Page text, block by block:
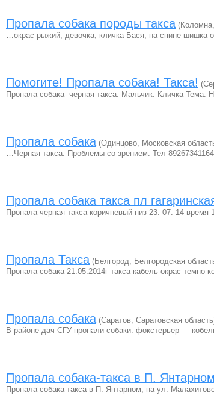
Пропала собака породы такса
…окрас рыжий, девочка, кличка Бася, на спине шишка
Помогите! Пропала собака! Такса!
Пропала собака- черная такса. Мальчик. Кличка
Пропала собака (Одинцово, Московская
…Черная такса. Проблемы со зрением. Тел 89267341164
Пропала собака такса пл
Пропала черная такса коричневый низ 23. 07. 14
Пропала Такса (Белгород, Белгородская
Пропала собака 21.05.2014г такса кабель окрас
Пропала собака (Саратов, Саратовская
В районе дач СГУ пропали собаки: фокстерьер —
Пропала собака-такса в П.
Пропала собака-такса в П. Янтарном, на ул.